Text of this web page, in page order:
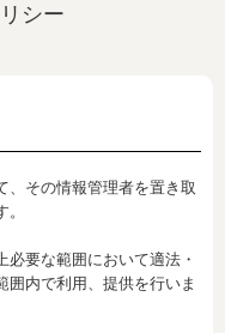
シー
、その情報管理者を置き取
要な範囲において適法・
囲内で利用、提供を行いま